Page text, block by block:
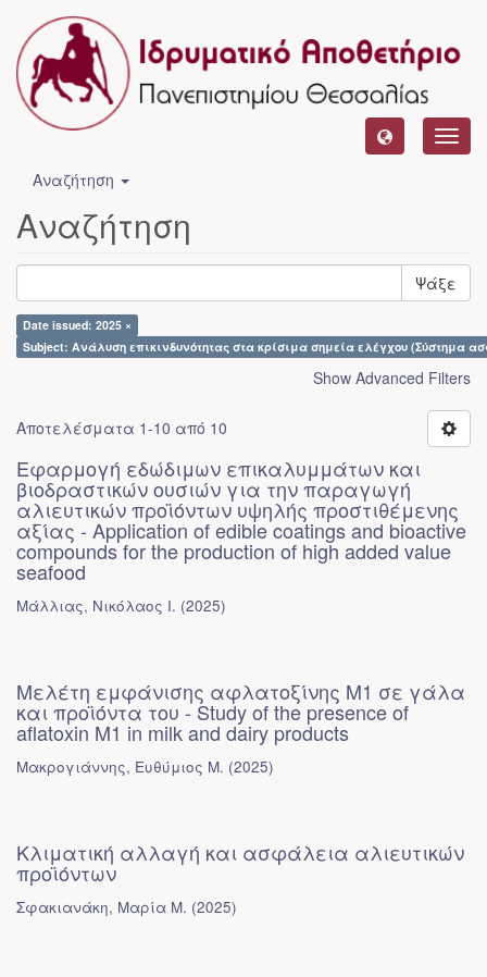
Αναζήτηση
Αναζήτηση
Ψάξε
Date issued: 2025 ×
Subject: Ανάλυση επικινδυνότητας στα κρίσιμα σημεία ελέγχου (Σύστημα
Show Advanced Filters
Αποτελέσματα 1-10 από 10
Εφαρμογή εδώδιμων επικαλυμμάτων και
βιοδραστικών ουσιών για την παραγωγή
αλιευτικών προϊόντων υψηλής προστιθέμενης
αξίας - Application of edible coatings and bioactive
compounds for the production of high added value
seafood
Μάλλιας, Νικόλαος Ι. (2025)
Μελέτη εμφάνισης αφλατοξίνης Μ1 σε γάλα
και προϊόντα του - Study of the presence of
aflatoxin M1 in milk and dairy products
Μακρογιάννης, Ευθύμιος Μ. (2025)
Κλιματική αλλαγή και ασφάλεια αλιευτικών
προϊόντων
Σφακιανάκη, Μαρία Μ. (2025)